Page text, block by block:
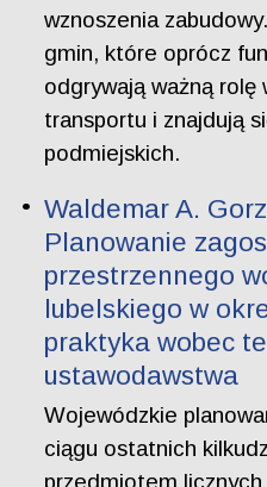
wznoszenia
gmin, które oprócz
odgrywają ważną rolę
transportu i znajdują
podmiejskich.
Waldemar A.
Planowanie
przestrzennego
lubelskiego w
praktyka wobec
ustawodawstwa
Wojewódzkie
ciągu ostatnich
przedmiotem